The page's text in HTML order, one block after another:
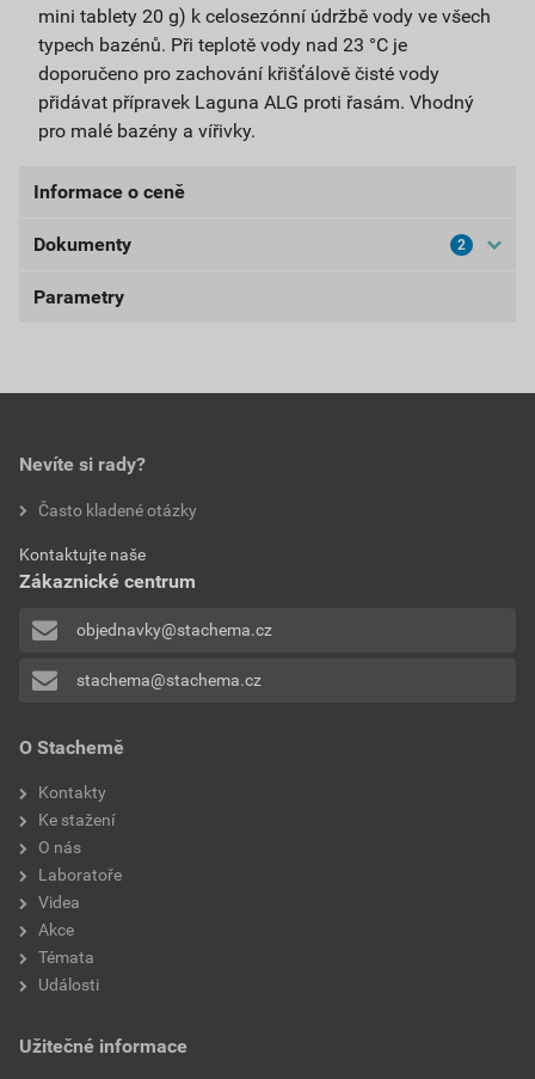
mini tablety 20 g) k celosezónní údržbě vody ve všech
typech bazénů. Při teplotě vody nad 23 °C je
doporučeno pro zachování křišťálově čisté vody
přidávat přípravek Laguna ALG proti řasám. Vhodný
pro malé bazény a vířivky.
Informace o ceně
Aktuální prodejní cena po slevě 10% z ceníkové ceny
486,90 Kč
poskytnutím slevy
bez DPH za ks
Aktuální prodejní porovnávací cena po slevě 10% z
ceníkové ceny
608,63 Kč
bez DPH za kg
Dokumenty 2
Bezpečnostní listy
Technické listy
TL-LAGUNA OXI TABLETY MINI
Stáhnout
Velikost
0,72 MB
Parametry
O Stachemě
Kontakty
Ke stažení
O nás
Laboratoře
Videa
Akce
Témata
Události
Užitečné informace
Nevíte si rady?
Často kladené otázky
Kontaktujte naše
Zákaznické centrum
objednavky@stachema.cz
stachema@stachema.cz